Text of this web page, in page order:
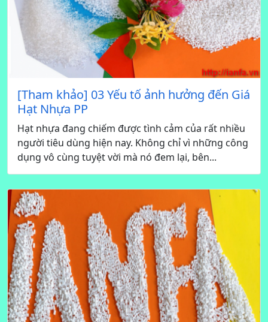
[Tham khảo] 03 Yếu tố ảnh hưởng đến Giá
Hạt Nhựa PP
Hạt nhựa đang chiếm được tình cảm của rất nhiều
người tiêu dùng hiện nay. Không chỉ vì những công
dụng vô cùng tuyệt vời mà nó đem lại, bên...